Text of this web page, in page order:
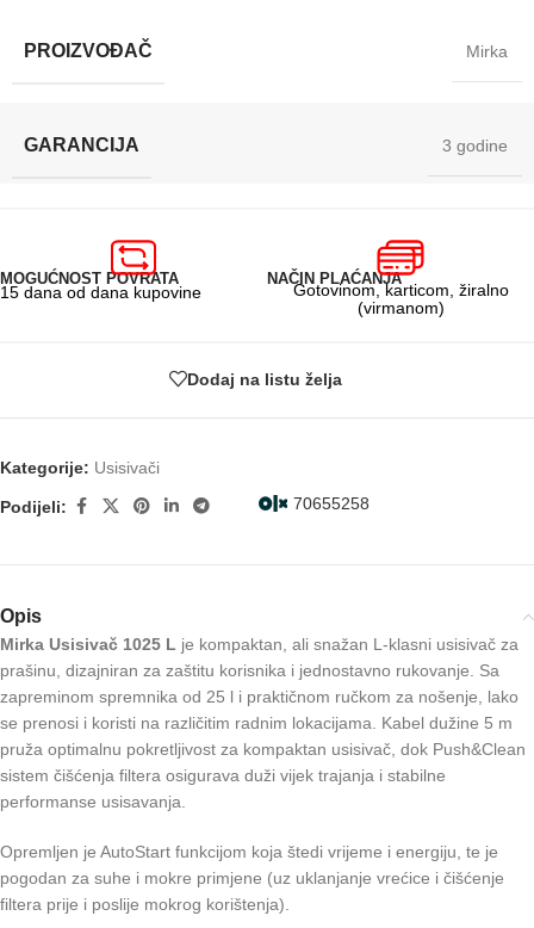
PROIZVOĐAČ Mirka
GARANCIJA 3 godine
MOGUĆNOST POVRATA
15 dana od dana kupovine
NAČIN PLAĆANJA
Gotovinom, karticom, žiralno
(virmanom)
Dodaj na listu želja
Kategorije: Usisivači
70655258
Podijeli:
Opis
Mirka Usisivač 1025 L je kompaktan, ali snažan L-klasni usisivač za
prašinu, dizajniran za zaštitu korisnika i jednostavno rukovanje. Sa
zapreminom spremnika od 25 l i praktičnom ručkom za nošenje, lako
se prenosi i koristi na različitim radnim lokacijama. Kabel dužine 5 m
pruža optimalnu pokretljivost za kompaktan usisivač, dok Push&Clean
sistem čišćenja filtera osigurava duži vijek trajanja i stabilne
performanse usisavanja.
Opremljen je AutoStart funkcijom koja štedi vrijeme i energiju, te je
pogodan za suhe i mokre primjene (uz uklanjanje vrećice i čišćenje
filtera prije i poslije mokrog korištenja).